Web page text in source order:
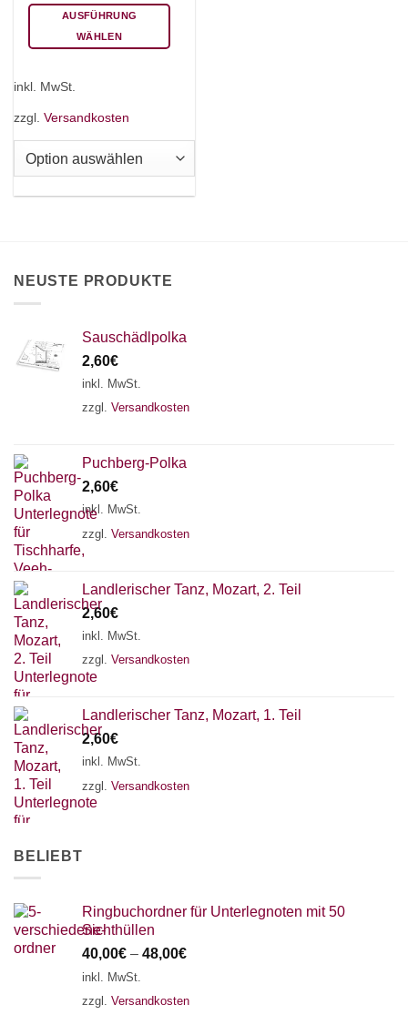
AUSFÜHRUNG
WÄHLEN
mehrere
auf.
gewählt
werden
inkl. MwSt.
zzgl. Versandkosten
NEUSTE PRODUKTE
Sauschädlpolka
2,60€
inkl. MwSt.
zzgl. Versandkosten
Puchberg-Polka
2,60€
inkl. MwSt.
zzgl. Versandkosten
Landlerischer Tanz, Mozart, 2. Teil
2,60€
inkl. MwSt.
zzgl. Versandkosten
Landlerischer Tanz, Mozart, 1. Teil
2,60€
inkl. MwSt.
zzgl. Versandkosten
BELIEBT
Ringbuchordner für Unterlegnoten mit 50
Sichthüllen
40,00€ – 48,00€
inkl. MwSt.
zzgl. Versandkosten
Chat Support
18 SAITEN
AKKORDZITHER